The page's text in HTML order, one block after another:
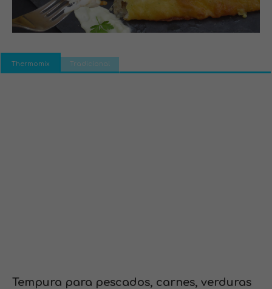
Thermomix Tradicional
Tempura para pescados, carnes, verduras